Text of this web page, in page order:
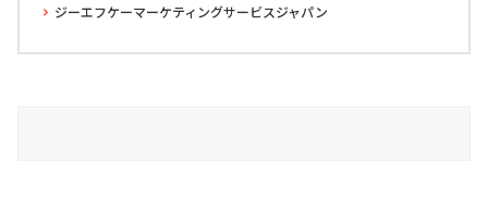
ジーエフケーマーケティングサービスジャパン